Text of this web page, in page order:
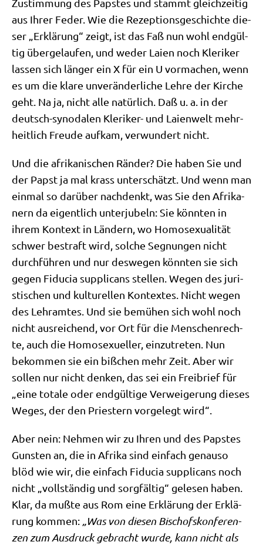
Zustim­mung des Pap­stes und stammt gleich­zei­tig
aus Ihrer Feder. Wie die Rezep­ti­ons­ge­schich­te die­
ser „Erklä­rung“ zeigt, ist das Faß nun wohl end­gül­
tig über­ge­lau­fen, und weder Lai­en noch Kle­ri­ker
las­sen sich län­ger ein X für ein U vor­ma­chen, wenn
es um die kla­re unver­än­der­li­che Leh­re der Kir­che
geht. Na ja, nicht alle natür­lich. Daß u. a. in der
deutsch-syn­oda­len Kle­ri­ker- und Lai­en­welt mehr­
heit­lich Freu­de auf­kam, ver­wun­dert nicht.
Und die afri­ka­ni­schen Rän­der? Die haben Sie und
der Papst ja mal krass unter­schätzt. Und wenn man
ein­mal so dar­über nach­denkt, was Sie den Afri­ka­
nern da eigent­lich unter­ju­beln: Sie könn­ten in
ihrem Kon­text in Län­dern, wo Homo­se­xua­li­tät
schwer bestraft wird, sol­che Seg­nun­gen nicht
durch­füh­ren und nur des­we­gen könn­ten sie sich
gegen Fidu­cia sup­pli­cans stel­len. Wegen des juri­
sti­schen und kul­tu­rel­len Kon­tex­tes. Nicht wegen
des Lehr­am­tes. Und sie bemü­hen sich wohl noch
nicht aus­rei­chend, vor Ort für die Men­schen­rech­
te, auch die Homo­se­xu­el­ler, ein­zu­tre­ten. Nun
bekom­men sie ein biß­chen mehr Zeit. Aber wir
sol­len nur nicht den­ken, das sei ein Frei­brief für
„eine tota­le oder end­gül­ti­ge Ver­wei­ge­rung die­ses
Weges, der den Prie­stern vor­ge­legt wird“.
Aber nein: Neh­men wir zu Ihren und des Pap­stes
Gun­sten an, die in Afri­ka sind ein­fach genau­so
blöd wie wir, die ein­fach Fidu­cia sup­pli­cans noch
nicht „voll­stän­dig und sorg­fäl­tig“ gele­sen haben.
Klar, da muß­te aus Rom eine Erklä­rung der Erklä­
rung kom­men: „Was von die­sen Bischofs­kon­fe­ren­
zen zum Aus­druck gebracht wur­de, kann nicht als